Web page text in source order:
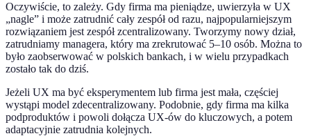
Oczywiście, to zależy. Gdy firma ma pieniądze, uwierzyła w UX
„nagle” i może zatrudnić cały zespół od razu, najpopularniejszym
rozwiązaniem jest zespół zcentralizowany. Tworzymy nowy dział,
zatrudniamy managera, który ma zrekrutować 5–10 osób. Można to
było zaobserwować w polskich bankach, i w wielu przypadkach
zostało tak do dziś.
Jeżeli UX ma być eksperymentem lub firma jest mała, częściej
wystąpi model zdecentralizowany. Podobnie, gdy firma ma kilka
podproduktów i powoli dołącza UX-ów do kluczowych, a potem
adaptacyjnie zatrudnia kolejnych.